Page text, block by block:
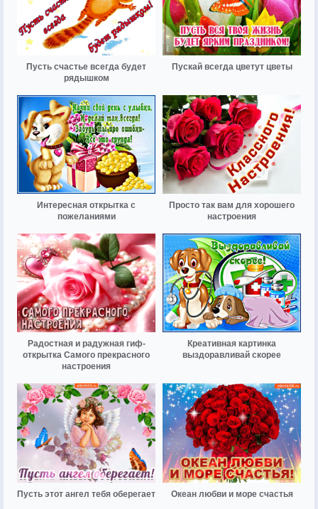
Пусть счастье всегда будет
рядышком
Пускай всегда цветут цветы
Интересная открытка с
пожеланиями
Просто так вам для хорошего
настроения
Радостная и радужная гиф-
открытка Самого прекрасного
настроения
Креативная картинка
выздоравливай скорее
Пусть этот ангел тебя оберегает Океан любви и море счастья